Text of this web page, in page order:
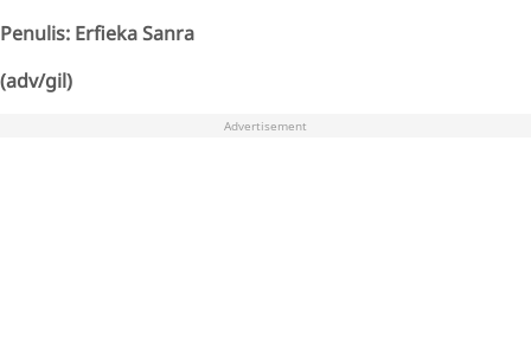
Penulis: Erfieka Sanra
(adv/gil)
Advertisement